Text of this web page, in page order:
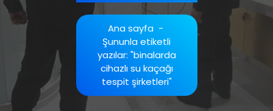
Ana sayfa-
Şununla etiketli
yazılar: "binalarda
cihazlı su kaçağı
tespit şirketleri"